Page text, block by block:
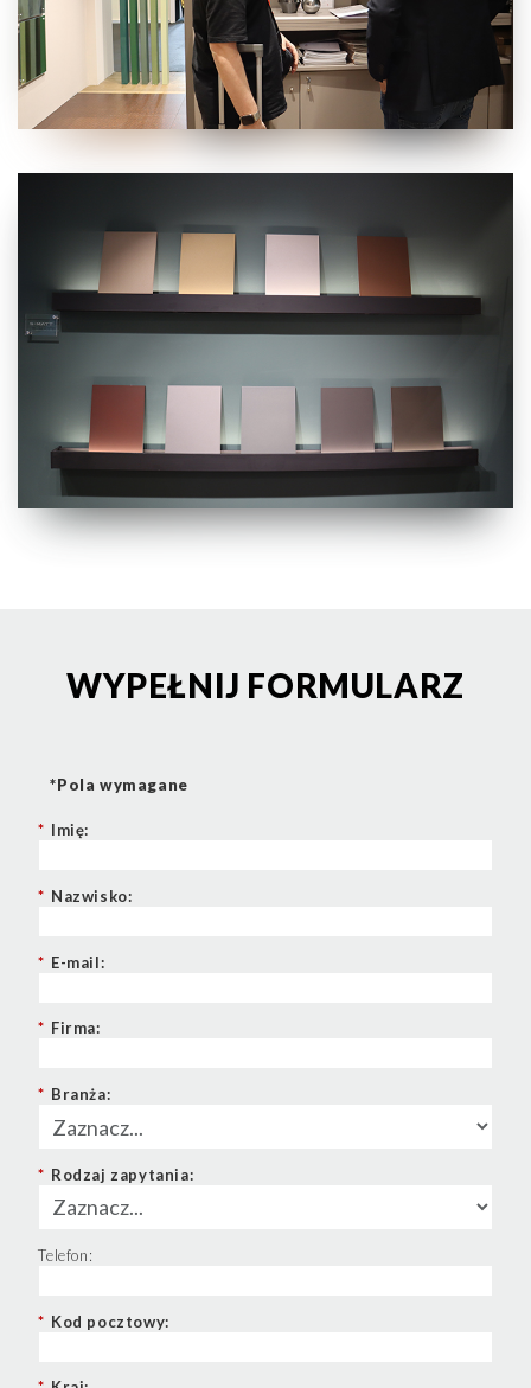
WYPEŁNIJ FORMULARZ
*Pola wymagane
* Imię:
* Nazwisko:
* E-mail:
* Firma:
* Branża:
* Rodzaj zapytania:
Telefon:
* Kod pocztowy: